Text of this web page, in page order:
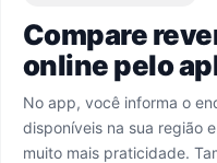
Compare
online pelo
No app, você informa o
disponíveis na sua região
muito mais praticidade.